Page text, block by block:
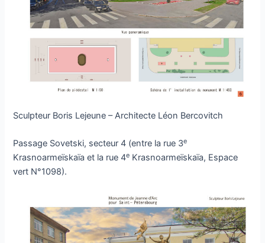
Sculpteur Boris Lejeune – Architecte Léon Bercovitch
Passage Sovetski, secteur 4 (entre la rue 3e
Krasnoarmeïskaïa et la rue 4e Krasnoarmeïskaïa, Espace
vert N°1098).